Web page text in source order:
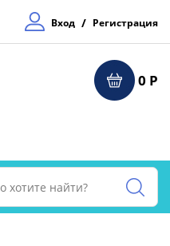
Вход / Регистрация
0 Р